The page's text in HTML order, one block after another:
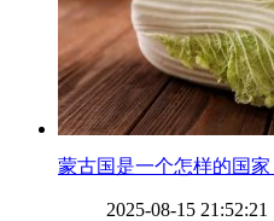
蒙古国是一个怎样的国
2025-08-15 21:52:21